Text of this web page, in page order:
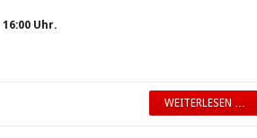
Uhr.
WEITERLESEN …